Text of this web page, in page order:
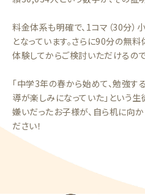
料金体系も明確で、1コマ（30分
となっています。さらに90分の無
体験してからご検討いただけるの
「中学3年の春から始めて、勉強す
導が楽しみになっていた」という
嫌いだったお子様が、自ら机に向
ださい！